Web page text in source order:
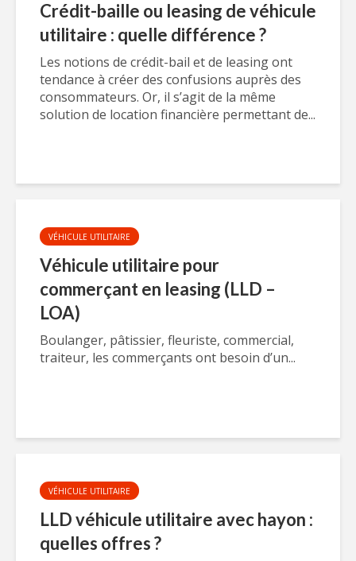
Crédit-baille ou leasing de véhicule
utilitaire : quelle différence ?
Les notions de crédit-bail et de leasing ont
tendance à créer des confusions auprès des
consommateurs. Or, il s’agit de la même
solution de location financière permettant de...
VÉHICULE UTILITAIRE
Véhicule utilitaire pour
commerçant en leasing (LLD –
LOA)
Boulanger, pâtissier, fleuriste, commercial,
traiteur, les commerçants ont besoin d’un...
VÉHICULE UTILITAIRE
LLD véhicule utilitaire avec hayon :
quelles offres ?